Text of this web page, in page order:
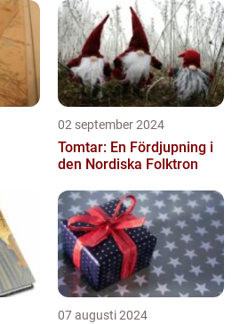
02 september 2024
Tomtar: En Fördjupning i
den Nordiska Folktron
07 augusti 2024